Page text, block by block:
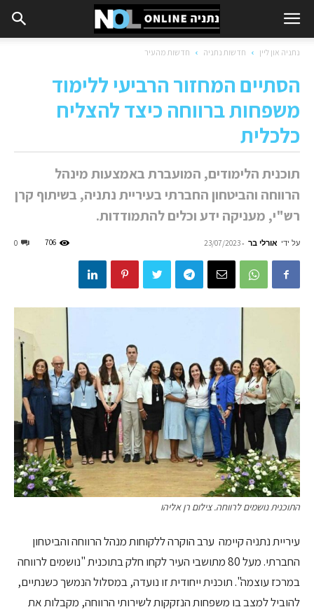
נתניה און ליין חדשות נתניה חדשות מהעיר
הסתיים המחזור הרביעי ללימוד
משפחות ברווחה כיצד להצליח
כלכלית
תוכנית הלימודים, המועברת באמצעות מינהל
הרווחה והביטחון החברתי בעיריית נתניה, בשיתוף קרן
רש"י, מעניקה ידע וכלים להתמודדות.
על ידי אורלי בר -
23/07/2023
0 706
התוכנית נושמים לרווחה. צילום רן אליהו
עיריית נתניה קיימה ערב הוקרה ללקוחות מנהל הרווחה והביטחון
החברתי. מעל 80 מתושבי העיר לקחו חלק בתוכנית "נושמים לרווחה
במרכז עוצמה". תוכנית ייחודית זו נועדה, במסלול הנמשך כשנתיים,
להוביל למצב בו משפחות הנזקקות לשירותי הרווחה, מקבלות את